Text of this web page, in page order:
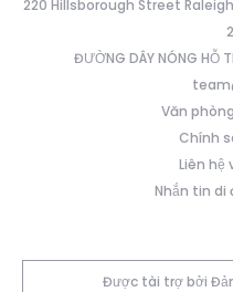
220 Hillsborough Street
ĐƯỜNG DÂY NÓNG HỖ
Văn
Chính
Liên hệ
Nhắn tin di
Được tài trợ bởi